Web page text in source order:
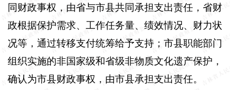
同财政事权，由省与市县共同承担支出责任，省财
政根据保护需求、工作任务量、绩效情况、财力状
况等，通过转移支付统筹给予支持；市县职能部门
组织实施的非国家级和省级非物质文化遗产保护，
确认为市县财政事权，由市县承担支出责任。